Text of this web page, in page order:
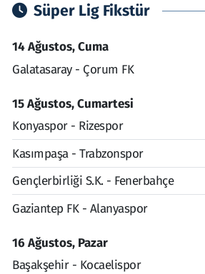
Süper Lig Fikstür
14 Ağustos, Cuma
Galatasaray - Çorum FK
15 Ağustos, Cumartesi
Konyaspor - Rizespor
Kasımpaşa - Trabzonspor
Gençlerbirliği S.K. - Fenerbahçe
Gaziantep FK - Alanyaspor
16 Ağustos, Pazar
Başakşehir - Kocaelispor